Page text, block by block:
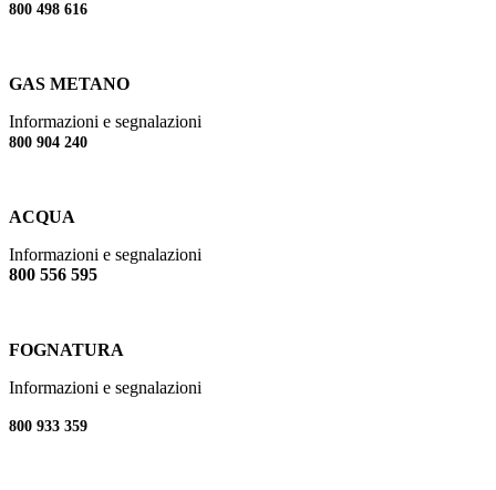
800 498 616
GAS METANO
Informazioni e segnalazioni
800 904 240
ACQUA
Informazioni e segnalazioni
800 556 595
FOGNATURA
Informazioni e segnalazioni
800 933 359